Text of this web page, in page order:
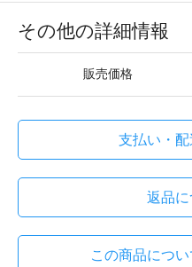
その他の詳細情報
販売価格
支払い・
返品に
この商品につ